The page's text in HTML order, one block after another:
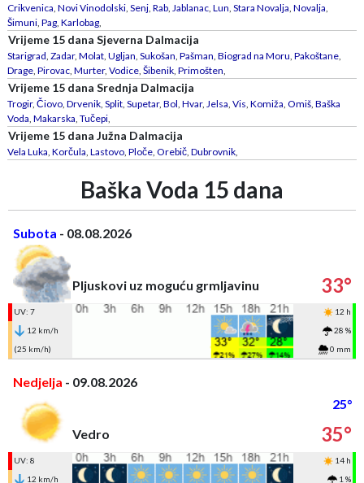
Crikvenica, Novi Vinodolski, Senj, Rab, Jablanac, Lun, Stara Novalja, Novalja,
Šimuni, Pag, Karlobag,
Vrijeme 15 dana Sjeverna Dalmacija
Starigrad, Zadar, Molat, Ugljan, Sukošan, Pašman, Biograd na Moru, Pakoštane,
Drage, Pirovac, Murter, Vodice, Šibenik, Primošten,
Vrijeme 15 dana Srednja Dalmacija
Trogir, Čiovo, Drvenik, Split, Supetar, Bol, Hvar, Jelsa, Vis, Komiža, Omiš, Baška
Voda, Makarska, Tučepi,
Vrijeme 15 dana Južna Dalmacija
Vela Luka, Korčula, Lastovo, Ploče, Orebič, Dubrovnik,
Baška Voda 15 dana
Subota - 08.08.2026
Pljuskovi uz moguću grmljavinu 33°
UV: 7
12 h
12 km/h
28 %
(25 km/h)
0 mm
Nedjelja - 09.08.2026
25°
Vedro
35°
UV: 8
14 h
12 km/h
1 %